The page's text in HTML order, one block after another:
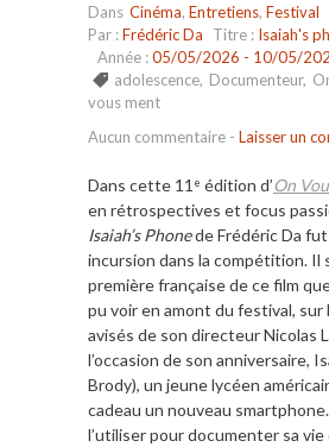
Dans Cinéma, Entretiens, Festival
Par :Frédéric Da Titre : Isaiah's
Année :05/05/2026 - 10/05/
adolescence, Documenteur,
vous ment
Aucun commentaire - Laisser un
Dans cette 11 e édition d’On
en rétrospectives et focus
Isaiah’s Phonede Frédéric Da
incursion dans la compétition. Il
première française de ce film
pu voir en amont du festival, sur
avisés de son directeur Nicolas
l’occasion de son anniversaire,
Brody), un jeune lycéen
cadeau un nouveau
l’utiliser pour documenter sa